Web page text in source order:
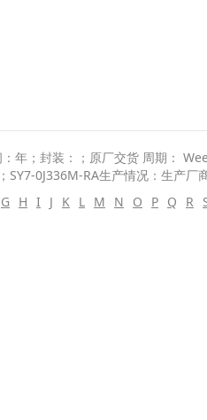
年；封装：；原厂交货 周期：
0J336M-RA生产情况：生产
G H I J K L M N O P Q R